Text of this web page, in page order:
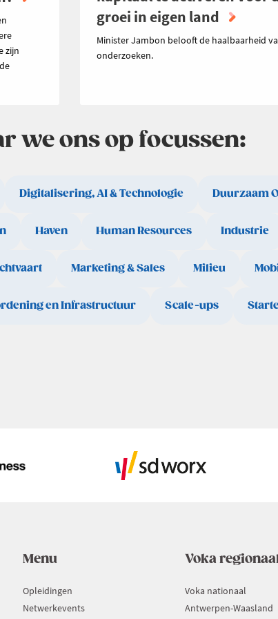
zijn
groei in eigen land
Minister Jambon belooft de haalbaarheid
onderzoeken.
we ons op focussen:
Digitalisering, AI & Technologie Duurzaam
Haven Human Resources Industrie
Marketing & Sales Milieu
en Infrastructuur Scale-ups
Menu
Opleidingen
Netwerkevents
Voka
Voka nationaal
Antwerpen-Waasland